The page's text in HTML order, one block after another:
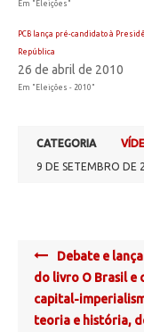
Em "Eleições"
PCB lança pré-candidato à
República
26 de abril de 2010
Em "Eleições - 2010"
CATEGORIA
9 DE SETEMBRO DE
Post
navigation
Debate e
do livro O Brasil e
capital-
teoria e história,